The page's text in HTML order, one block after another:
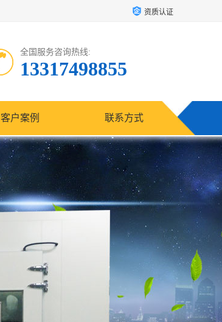
资质认证
全国服务咨询热线:
13317498855
客户案例 联系方式